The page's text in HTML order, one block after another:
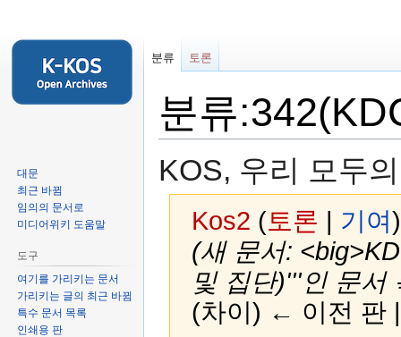
분류
KOS, 우리 모두
Kos2 (토론 | 기여)
(새 문서:
및 집단)'''인 문
(차이) ← 이전 판
분류 토론
대문
최근 바뀜
임의의 문서로
미디어위키 도움말
도구
여기를 가리키는 문서
가리키는 글의 최근 바뀜
특수 문서 목록
인쇄용 판